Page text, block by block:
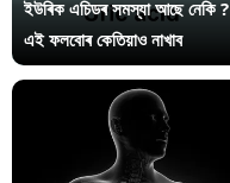
ইউৰিক এচিডৰ সমস্যা আছে নেকি ?
এই ফলবোৰ কেতিয়াও নাখাব